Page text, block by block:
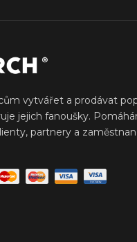
vytvářet a prodávat
jejich fanoušky.
partnery a